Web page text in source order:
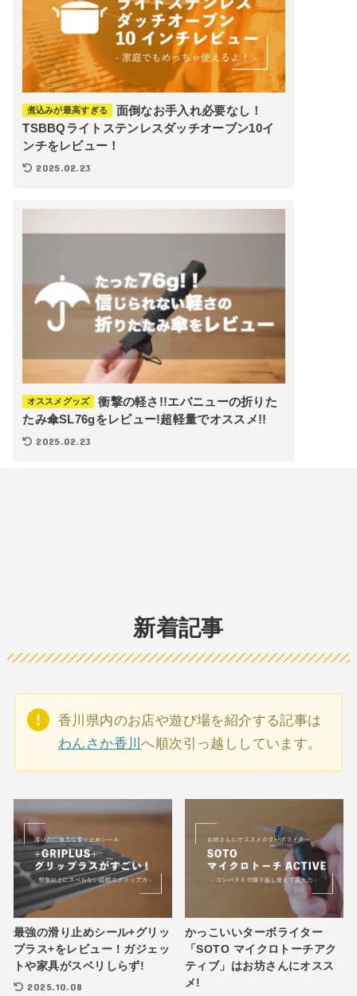
煮込みが最高すぎる
面倒なお手入れ必要なし！
TSBBQライトステンレスダッチオーブン10イ
ンチをレビュー！
2025.02.23
オススメグッズ
衝撃の軽さ!!エバニューの折りた
たみ傘SL76gをレビュー!超軽量でオススメ!!
2025.02.23
新着記事
香川県内のお店や遊び場を紹介する記事は
わんさか香川へ順次引っ越ししています。
最強の滑り止めシール+グリッ
プラス+をレビュー！ガジェッ
トや家具がスベリしらず!
2025.10.08
かっこいいターボライター
「SOTO マイクロトーチアク
ティブ」はお坊さんにオスス
メ!